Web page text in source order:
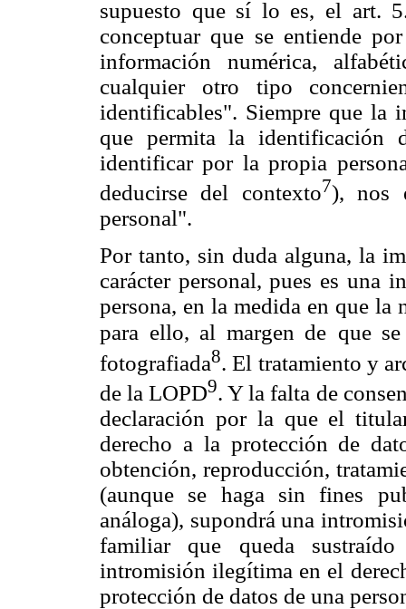
supuesto que sí lo es, el art.
conceptuar que se entiende
información numérica,
cualquier otro tipo
identificables". Siempre que la
que permita la identificación
identificar por la propia
deducirse del contexto7), nos
personal".
Por tanto, sin duda alguna, la
carácter personal, pues es una
persona, en la medida en que
para ello, al margen de que
fotografiada8. El tratamiento y
de la LOPD9. Y la falta de
declaración por la que el
derecho a la protección de
obtención, reproducción,
(aunque se haga sin fines
análoga), supondrá una
familiar que queda
intromisión ilegítima en el
protección de datos de una